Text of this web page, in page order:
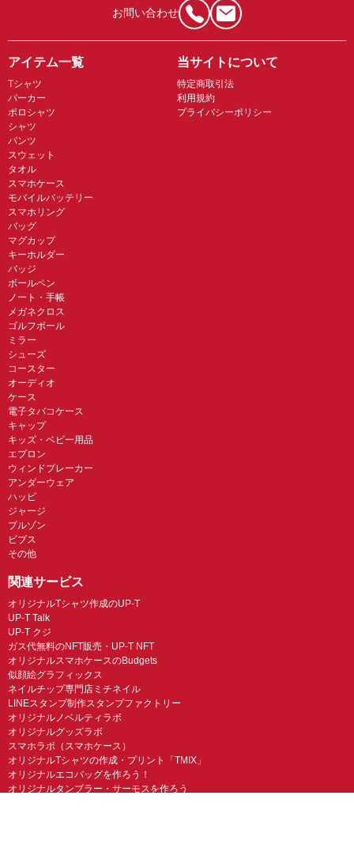
お問い合わせ
アイテム一覧
Tシャツ
パーカー
ポロシャツ
シャツ
パンツ
スウェット
タオル
スマホケース
モバイルバッテリー
スマホリング
バッグ
マグカップ
キーホルダー
バッジ
ボールペン
ノート・手帳
メガネクロス
ゴルフボール
ミラー
シューズ
コースター
オーディオ
ケース
電子タバコケース
キャップ
キッズ・ベビー用品
エプロン
ウィンドブレーカー
アンダーウェア
ハッピ
ジャージ
ブルゾン
ビブス
その他
当サイトについて
特定商取引法
利用規約
プライバシーポリシー
関連サービス
オリジナルTシャツ作成のUP-T
UP-T Talk
UP-T クジ
ガス代無料のNFT販売・UP-T NFT
オリジナルスマホケースのBudgets
似顔絵グラフィックス
ネイルチップ専門店ミチネイル
LINEスタンプ制作スタンプファクトリー
オリジナルノベルティラボ
オリジナルグッズラボ
スマホラボ（スマホケース）
オリジナルTシャツの作成・プリント「TMIX」
オリジナルエコバッグを作ろう！
オリジナルタンブラー・サーモスを作ろう